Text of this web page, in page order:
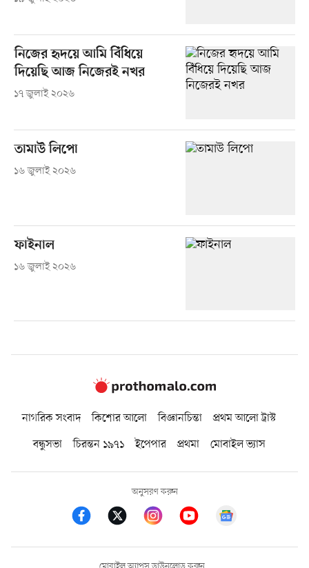
নিজের হৃদয়ে আমি বিঁধিয়ে
দিয়েছি আজ নিজেরই নখর
১৭ জুলাই ২০২৬
তামাউ লিপো
১৬ জুলাই ২০২৬
ফাইনাল
১৬ জুলাই ২০২৬
নাগরিক সংবাদ কিশোর আলো বিজ্ঞানচিন্তা
প্রথম আলো ট্রাস্ট
বন্ধুসভা
চিরন্তন ১৯৭১ ইপেপার প্রথমা মোবাইল ভ্যাস
অনুসরণ করুন